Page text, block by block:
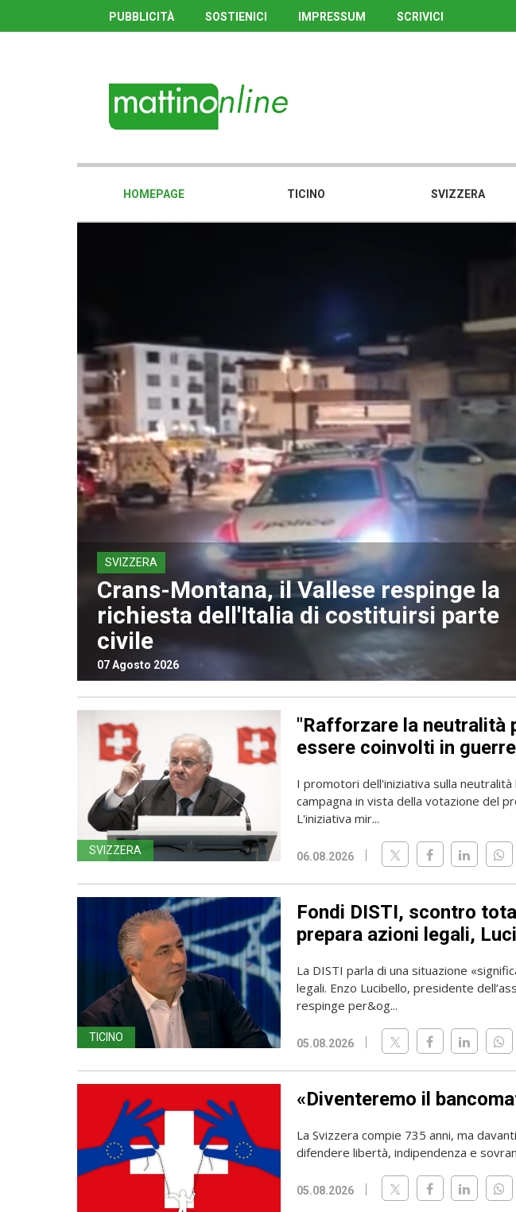
PUBBLICITÀ SOSTIENICI IMPRESSUM SCRIVICI
HOMEPAGE TICINO SVIZZERA
SVIZZERA
Crans-Montana, il Vallese respinge la
richiesta dell'Italia di costituirsi parte
civile
07 Agosto 2026
SVIZZERA
"Rafforzare la neutralità
essere coinvolti in
I promotori dell'iniziativa sulla neutralità
campagna in vista della votazione del
L'iniziativa mir...
06.08.2026
TICINO
Fondi DISTI, scontro
prepara azioni legali,
La DISTI parla di una situazione
legali. Enzo Lucibello, presidente
respinge per&og...
05.08.2026
«Diventeremo il
La Svizzera compie 735 anni, ma
difendere libertà, indipendenza e
05.08.2026